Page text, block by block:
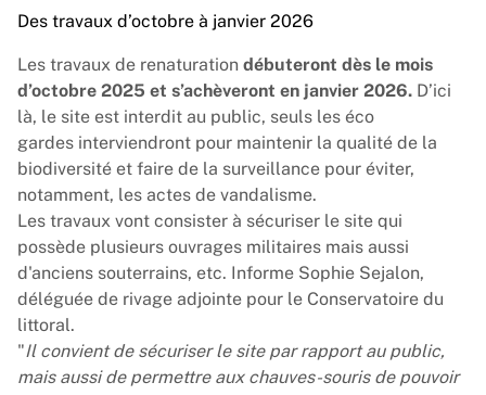
Des travaux d’octobre à janvier 2026
Les travaux de renaturation débuteront dès le mois
d’octobre 2025 et s’achèveront en janvier 2026. D’ici
là, le site est interdit au public, seuls les éco
gardes interviendront pour maintenir la qualité de la
biodiversité et faire de la surveillance pour éviter,
notamment, les actes de vandalisme.
Les travaux vont consister à sécuriser le site qui
possède plusieurs ouvrages militaires mais aussi
d'anciens souterrains, etc. Informe Sophie Sejalon,
déléguée de rivage adjointe pour le Conservatoire du
littoral.
"Il convient de sécuriser le site par rapport au public,
mais aussi de permettre aux chauves-souris de pouvoir